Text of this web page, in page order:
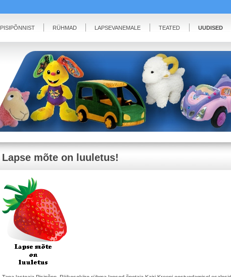
PISIPÕNNIST RÜHMAD LAPSEVANEMALE TEATED UUDISED
Lapse mõte on luuletus!